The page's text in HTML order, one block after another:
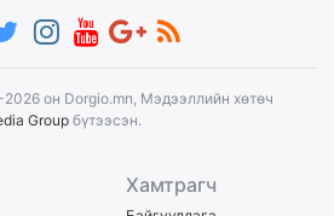
он Dorgio.mn, Мэдээллийн хөтөч
Group бүтээсэн.
Хамтрагч